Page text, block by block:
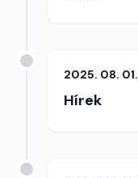
2025. 08. 01.
Hírek